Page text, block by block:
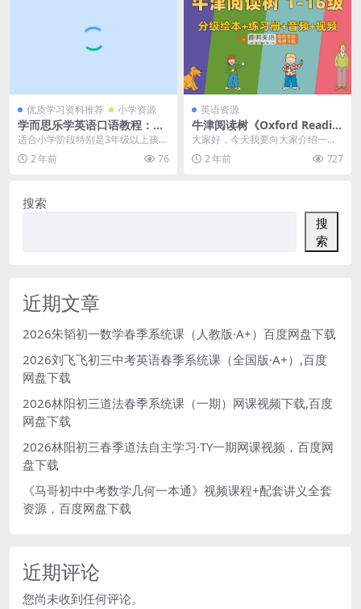
优质学习资料推荐 小学资源
学而思乐学英语口语教程：乐
学口语四级10讲全+讲义文
档，MP4视频课程百度网盘下
载
适合小学阶段特别是3年级以上孩子
学习用的口语和词汇提高学习视频
课程，推荐：学而思...
2 年前 76
英语资源
牛津阅读树《Oxford Readin
g Tree》全套资源 | L1-16级
绘本+练习册+音频视频百度网
盘下载
大家好，今天我要向大家介绍一套
非常适合孩子们英语启蒙的资源
——《Oxford R...
2 年前 727
搜索
搜
索
近期文章
2026朱韬初一数学春季系统课（人教版·A+）百度网盘下载
2026刘飞飞初三中考英语春季系统课（全国版·A+）,百度
网盘下载
2026林阳初三道法春季系统课（一期）网课视频下载,百度
网盘下载
2026林阳初三春季道法自主学习·TY一期网课视频，百度网
盘下载
《马哥初中中考数学几何一本通》视频课程+配套讲义全套
资源，百度网盘下载
近期评论
您尚未收到任何评论。